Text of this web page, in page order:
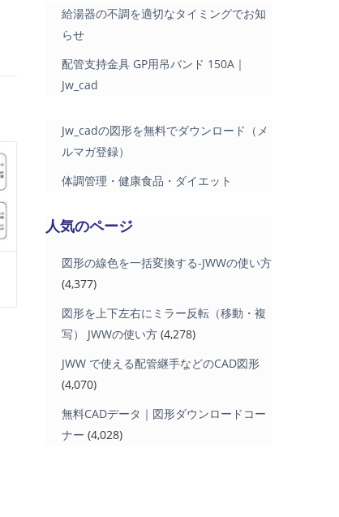
給湯器の不調を適切なタイミングでお知
らせ
配管支持金具 GP用吊バンド 150A｜
Jw_cad
Jw_cadの図形を無料でダウンロード（メ
ルマガ登録）
体調管理・健康食品・ダイエット
人気のページ
図形の線色を一括変換する-JWWの使い方
(4,377)
図形を上下左右にミラー反転（移動・複
写） JWWの使い方 (4,278)
JWW で使える配管継手などのCAD図形
(4,070)
無料CADデータ｜図形ダウンロードコー
ナー (4,028)